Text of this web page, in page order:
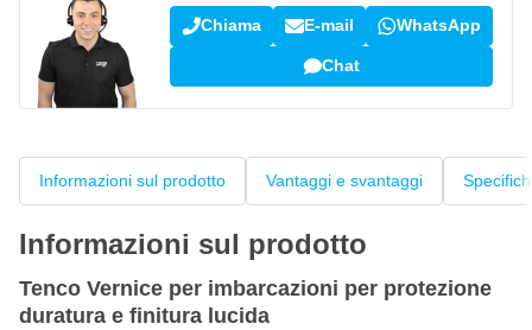
Chiama E-mail WhatsApp
Chat
Informazioni sul prodotto Vantaggi e svantaggi
Informazioni sul prodotto
Tenco Vernice per imbarcazioni per protezione
duratura e finitura lucida